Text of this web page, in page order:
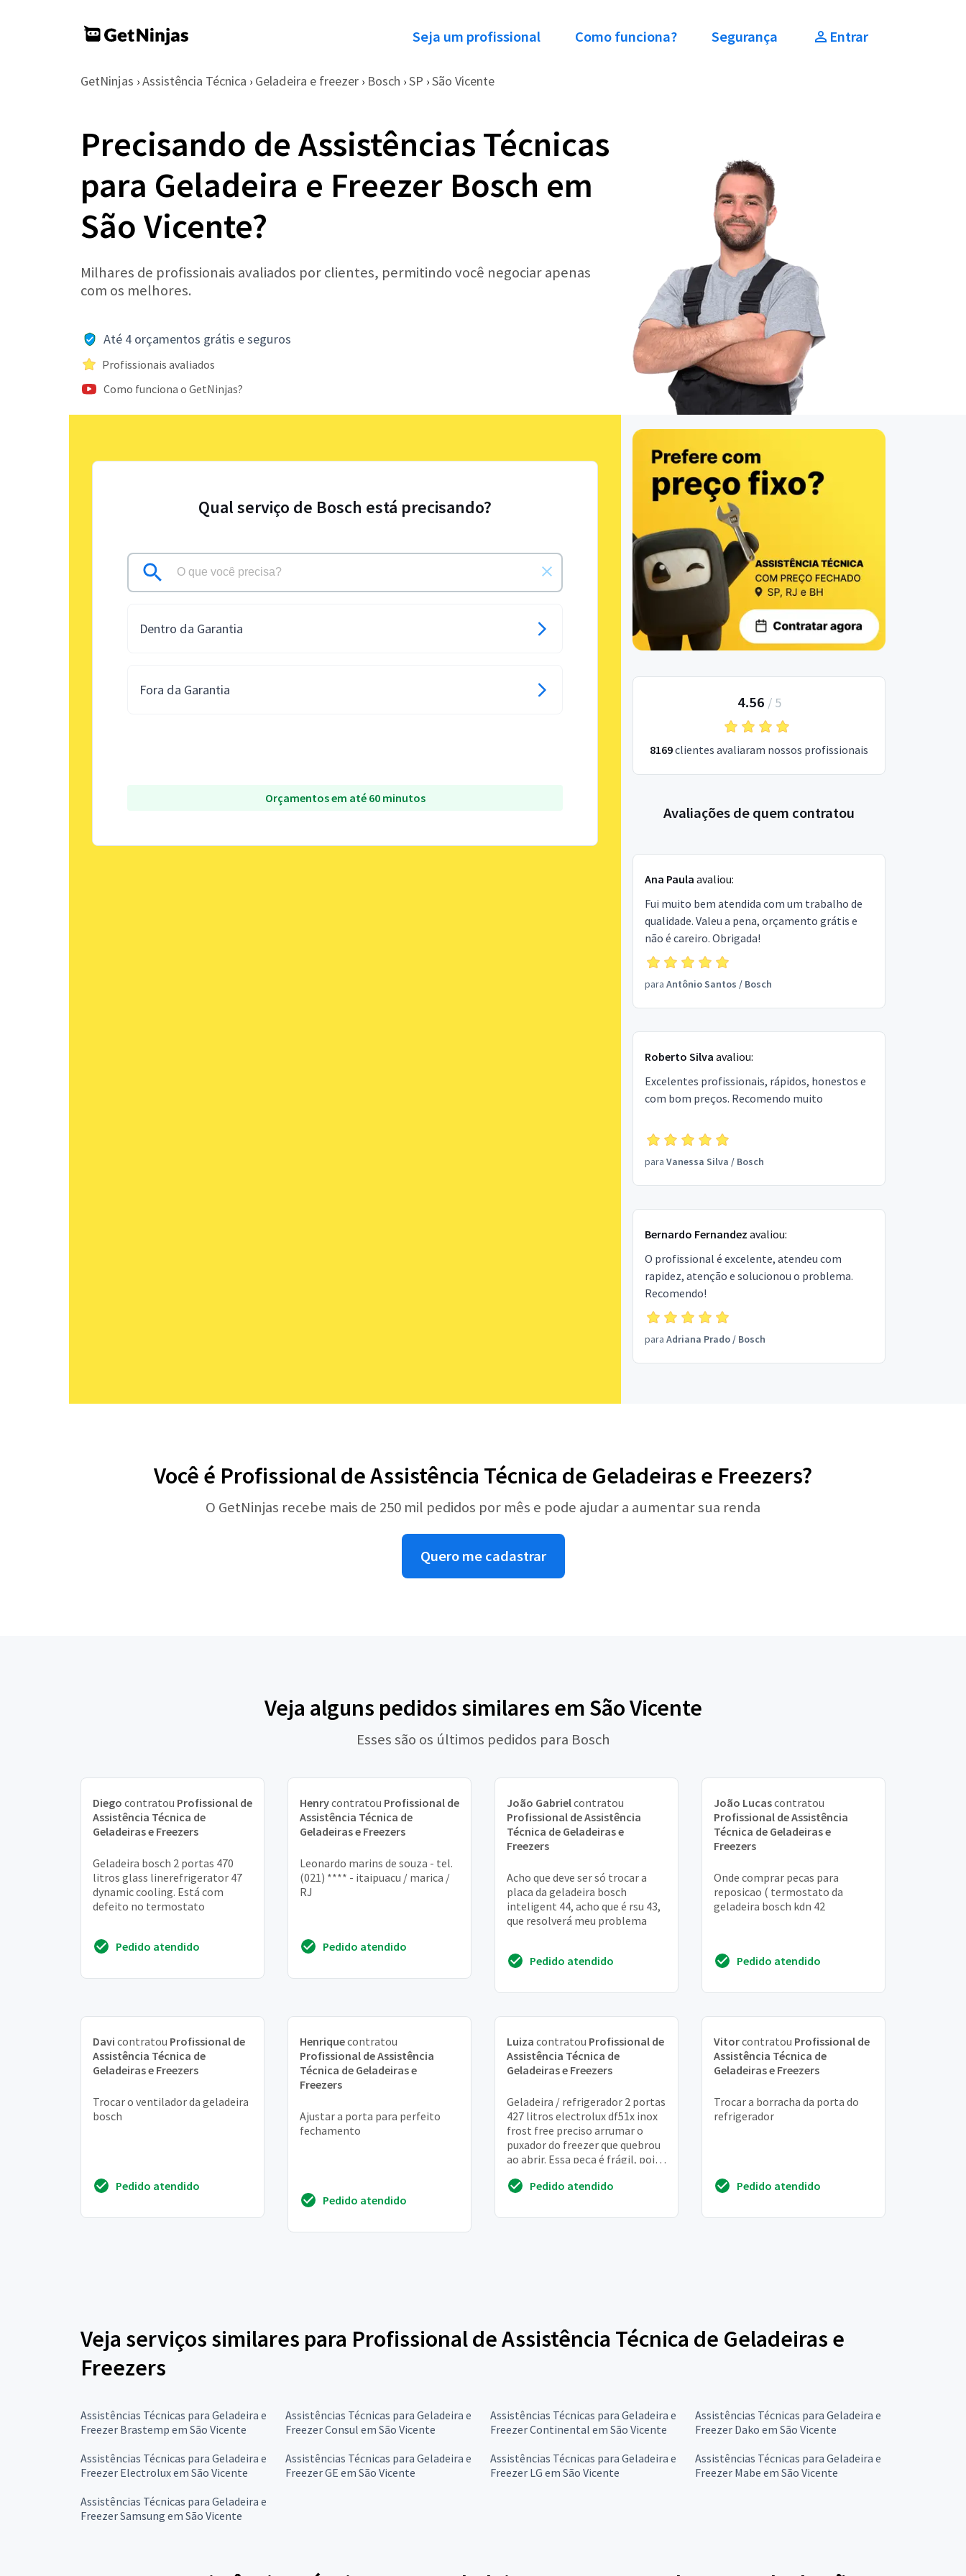
Seja um profissional Como funciona? Segurança Entrar
GetNinjas › Assistência Técnica › Geladeira e freezer › Bosch › SP › São Vicente
Precisando de Assistências Técnicas
para Geladeira e Freezer Bosch em
São Vicente?
Milhares de profissionais avaliados por clientes, permitindo você negociar apenas
com os melhores.
Até 4 orçamentos grátis e seguros
Profissionais avaliados
Como funciona o GetNinjas?
Qual serviço de Bosch está precisando?
Dentro da Garantia
Fora da Garantia
Orçamentos em até 60 minutos
4.56 / 5
8169clientes avaliaram nossos profissionais
Avaliações de quem contratou
Ana Paula avaliou:
Fui muito bem atendida com um trabalho de
qualidade. Valeu a pena, orçamento grátis e
não é careiro. Obrigada!
para Antônio Santos / Bosch
Roberto Silva avaliou:
Excelentes profissionais, rápidos, honestos e
com bom preços. Recomendo muito
para Vanessa Silva / Bosch
Bernardo Fernandez avaliou:
O profissional é excelente, atendeu com
rapidez, atenção e solucionou o problema.
Recomendo!
para Adriana Prado/ Bosch
Você é Profissional de Assistência Técnica de Geladeiras e Freezers?
O GetNinjas recebe mais de 250 mil pedidos por mês e pode ajudar a aumentar sua renda
Quero me cadastrar
Veja alguns pedidos similares em São Vicente
Esses são os últimos pedidos para Bosch
Diego contratou Profissional de
Assistência Técnica de
Geladeiras e Freezers
Geladeira bosch 2 portas 470
litros glass linerefrigerator 47
dynamic cooling. Está com
defeito no termostato
Pedido atendido
Henrycontratou Profissional de
Assistência Técnica de
Geladeiras e Freezers
Leonardo marins de souza - tel.
(021) **** - itaipuacu / marica /
RJ
Pedido atendido
João Gabrielcontratou
Profissional de Assistência
Técnica de Geladeiras e
Freezers
Acho que deve ser só trocar a
placa da geladeira bosch
inteligent 44, acho que é rsu 43,
que resolverá meu problema
Pedido atendido
João Lucascontratou
Profissional de Assistência
Técnica de Geladeiras e
Freezers
Onde comprar pecas para
reposicao ( termostato da
geladeira bosch kdn 42
Pedido atendido
Davi contratou Profissional de
Assistência Técnica de
Geladeiras e Freezers
Trocar o ventilador da geladeira
bosch
Pedido atendido
Henriquecontratou
Profissional de Assistência
Técnica de Geladeiras e
Freezers
Ajustar a porta para perfeito
fechamento
Pedido atendido
Luiza contratou Profissional de
Assistência Técnica de
Geladeiras e Freezers
Geladeira / refrigerador 2 portas
427 litros electrolux df51x inox
frost free preciso arrumar o
puxador do freezer que quebrou
ao abrir. Essa peça é frágil, pois
Pedido atendido
Vitorcontratou Profissional de
Assistência Técnica de
Geladeiras e Freezers
Trocar a borracha da porta do
refrigerador
Pedido atendido
Veja serviços similares para Profissional de Assistência Técnica de Geladeiras e
Freezers
Assistências Técnicas para Geladeira e
Freezer Brastemp em São Vicente
Assistências Técnicas para Geladeira e
Freezer Consul em São Vicente
Assistências Técnicas para Geladeira e
Freezer Continental em São Vicente
Assistências Técnicas para Geladeira e
Freezer Dako em São Vicente
Assistências Técnicas para Geladeira e
Freezer Electrolux em São Vicente
Assistências Técnicas para Geladeira e
Freezer GE em São Vicente
Assistências Técnicas para Geladeira e
Freezer LG em São Vicente
Assistências Técnicas para Geladeira e
Freezer Mabe em São Vicente
Assistências Técnicas para Geladeira e
Freezer Samsung em São Vicente